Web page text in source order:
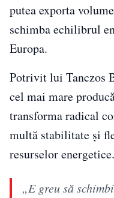
putea exporta
schimba echilibrul
Europa.
Potrivit lui Tanczos
cel mai mare
transforma radical
multă stabilitate și
resurselor energetice.
„E greu să